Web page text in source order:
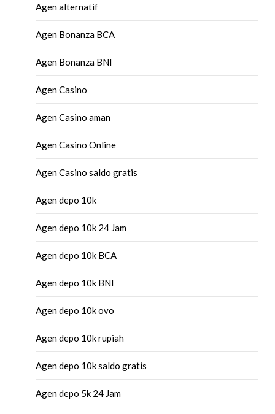
Agen alternatif
Agen Bonanza BCA
Agen Bonanza BNI
Agen Casino
Agen Casino aman
Agen Casino Online
Agen Casino saldo gratis
Agen depo 10k
Agen depo 10k 24 Jam
Agen depo 10k BCA
Agen depo 10k BNI
Agen depo 10k ovo
Agen depo 10k rupiah
Agen depo 10k saldo gratis
Agen depo 5k 24 Jam